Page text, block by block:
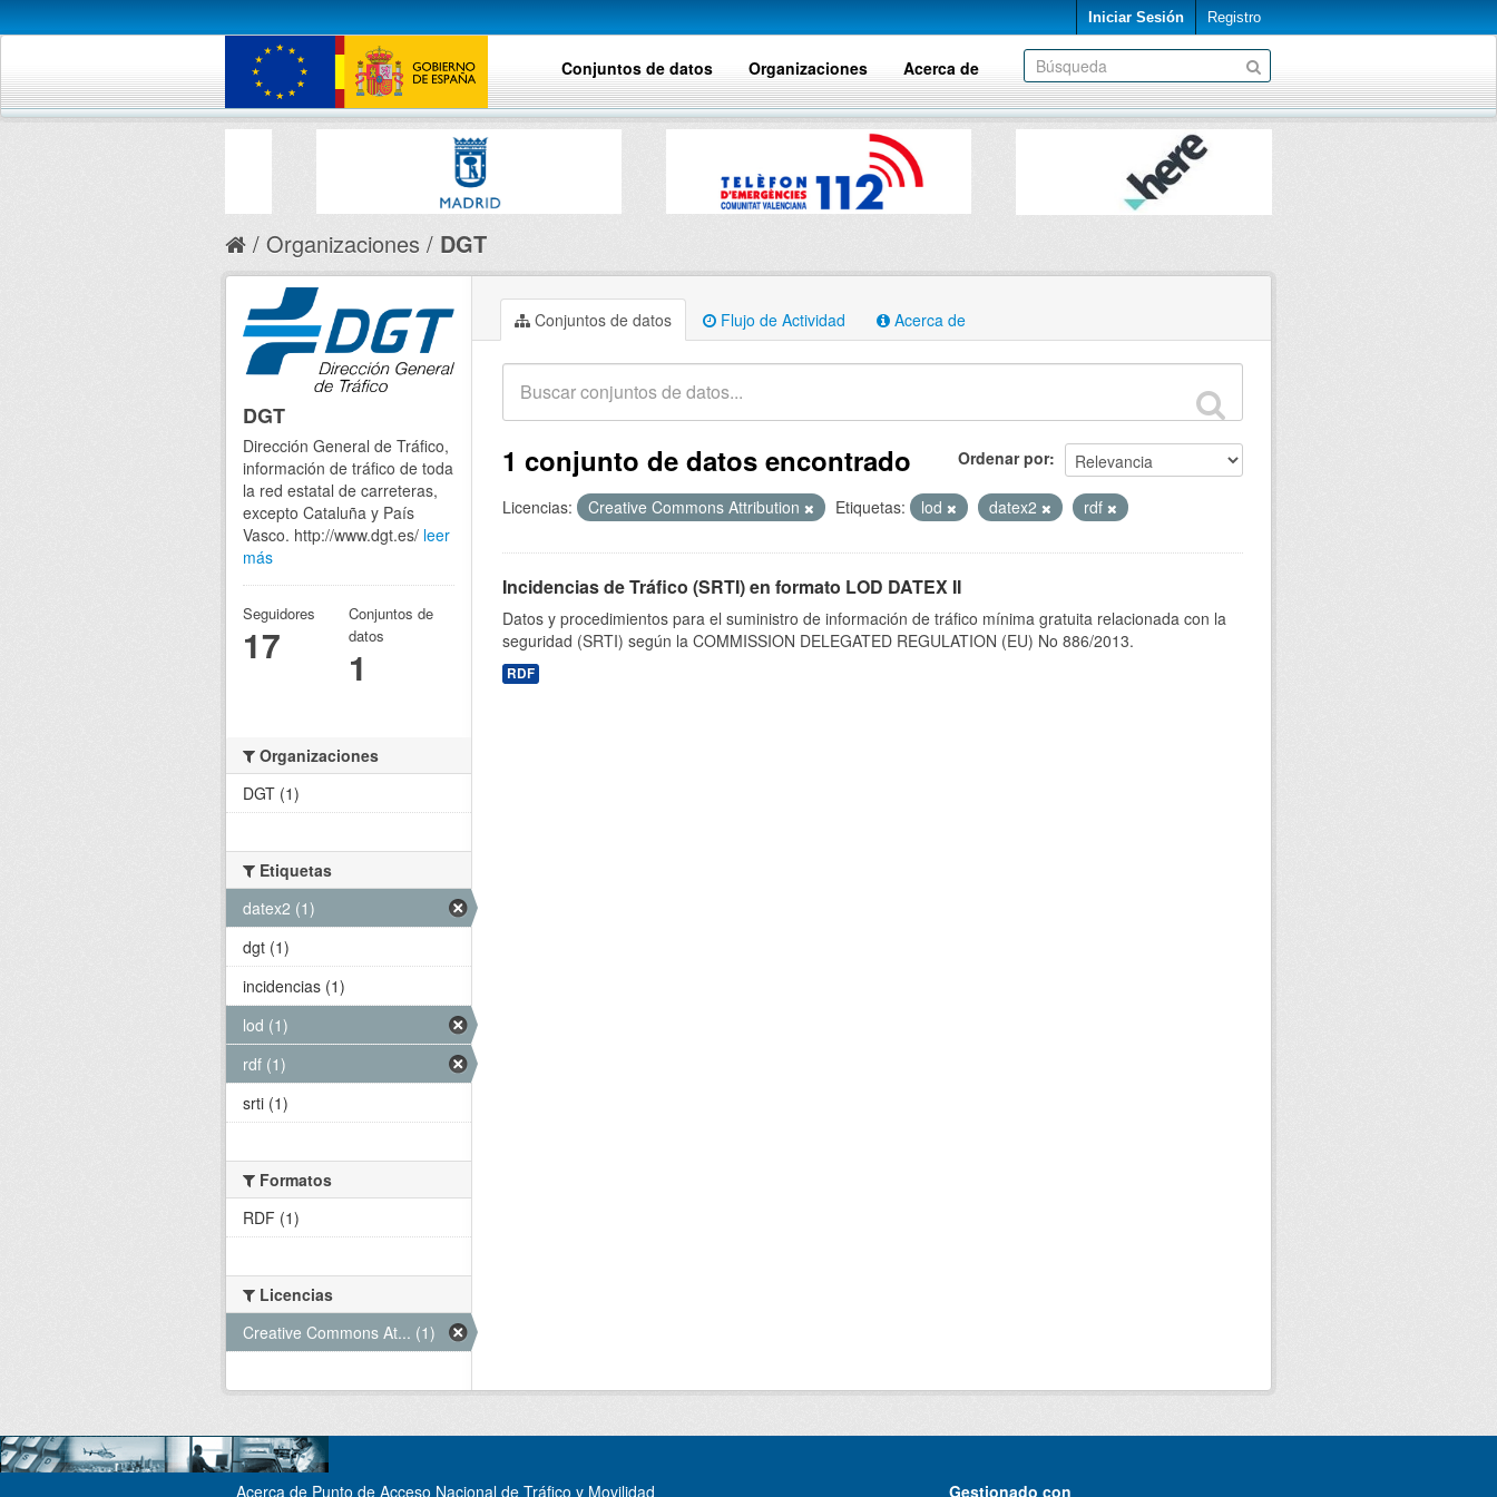
Iniciar Sesión Registro
Conjuntos de datos Organizaciones Acerca de
Organizaciones DGT
Conjuntos de datos Flujo de Actividad Acerca de
Ordenar por
1 conjunto de datos encontrado
Licencias: Creative Commons Attribution Etiquetas: lod datex2 rdf
Incidencias de Tráfico (SRTI) en formato LOD DATEX II
Datos y procedimientos para el suministro de información de tráfico mínima gratuita relacionada con la
seguridad (SRTI) según la COMMISSION DELEGATED REGULATION (EU) No 886/2013.
RDF
DGT
Dirección General de Tráfico,
información de tráfico de toda
la red estatal de carreteras,
excepto Cataluña y País
Vasco. http://www.dgt.es/ leer
más
Seguidores
17
Conjuntos de
datos
1
Organizaciones
DGT (1)
Etiquetas
datex2 (1)
dgt (1)
incidencias (1)
lod (1)
rdf (1)
srti (1)
Formatos
RDF (1)
Licencias
Creative Commons At... (1)
Acerca de Punto de Acceso Nacional de Tráfico y Movilidad Gestionado con